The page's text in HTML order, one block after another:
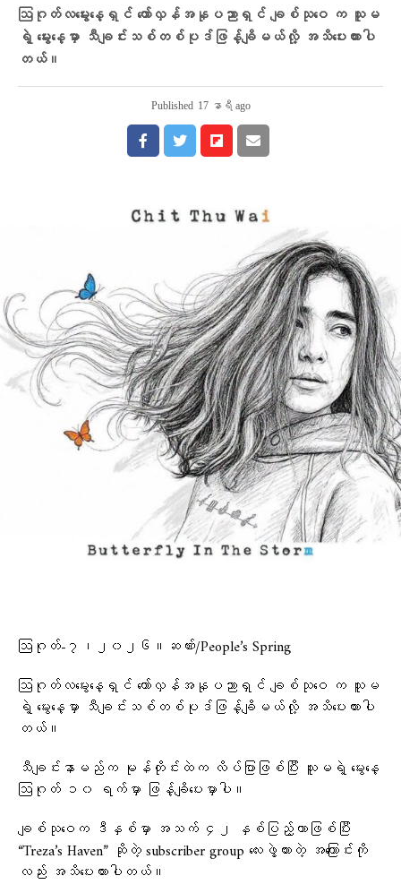
ဩဂုတ်လမွေးနေ့ရှင် တော်လှန်အနုပညာရှင် ချစ်သုဝေ က သူမ
ရဲ့ မွေးနေ့မှာ သီချင်းသစ်တစ်ပုဒ်ဖြန့်ချိမယ်လို့ အသိပေးထားပါ
တယ်။
Published 17 နာရီ ago
ဩဂုတ်-၇၊၂၀၂၆။ဆဏ်း/People’s Spring
ဩဂုတ်လမွေးနေ့ရှင် တော်လှန်အနုပညာရှင် ချစ်သုဝေ က သူမ
ရဲ့ မွေးနေ့မှာ သီချင်းသစ်တစ်ပုဒ်ဖြန့်ချိမယ်လို့ အသိပေးထားပါ
တယ်။
သီချင်းနာမည်က မုန်တိုင်းထဲက လိပ်ပြာဖြစ်ပြီး သူမရဲ့ မွေးနေ့
ဩဂုတ် ၁၀ ရက်မှာ ဖြန့်ချိပေးမှာပါ။
ချစ်သုဝေက ဒီနှစ်မှာ အသက် ၄၂ နှစ်ပြည့်တာဖြစ်ပြီး
“Treza’s Haven” ဆိုတဲ့ subscriber group လေးဖွဲ့ထားတဲ့ အကြောင်းကို
လည်း အသိပေးထားပါတယ်။